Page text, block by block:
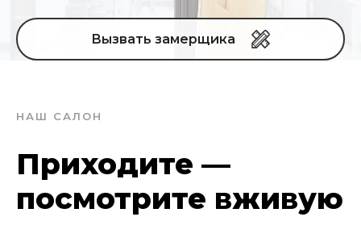
Вызвать замерщика
НАШ САЛОН
Приходите —
посмотрите вживую